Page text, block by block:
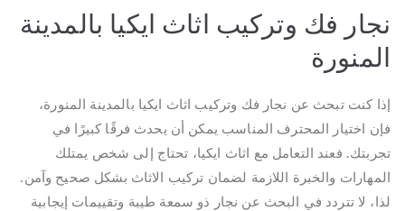
نجار فك وتركيب اثاث ايكيا بالمدينة
المنورة
إذا كنت تبحث عن نجار فك وتركيب اثاث ايكيا بالمدينة المنورة،
فإن اختيار المحترف المناسب يمكن أن يحدث فرقًا كبيرًا في
تجربتك. فعند التعامل مع اثاث ايكيا، تحتاج إلى شخص يمتلك
المهارات والخبرة اللازمة لضمان تركيب الاثاث بشكل صحيح وآمن.
لذا، لا تتردد في البحث عن نجار ذو سمعة طيبة وتقييمات إيجابية